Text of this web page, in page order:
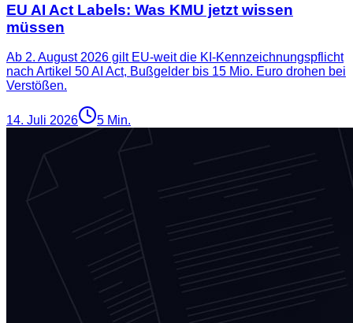
EU AI Act Labels: Was KMU jetzt wissen
müssen
Ab 2. August 2026 gilt EU-weit die KI-Kennzeichnungspflicht
nach Artikel 50 AI Act, Bußgelder bis 15 Mio. Euro drohen bei
Verstößen.
14. Juli 2026 5 Min.